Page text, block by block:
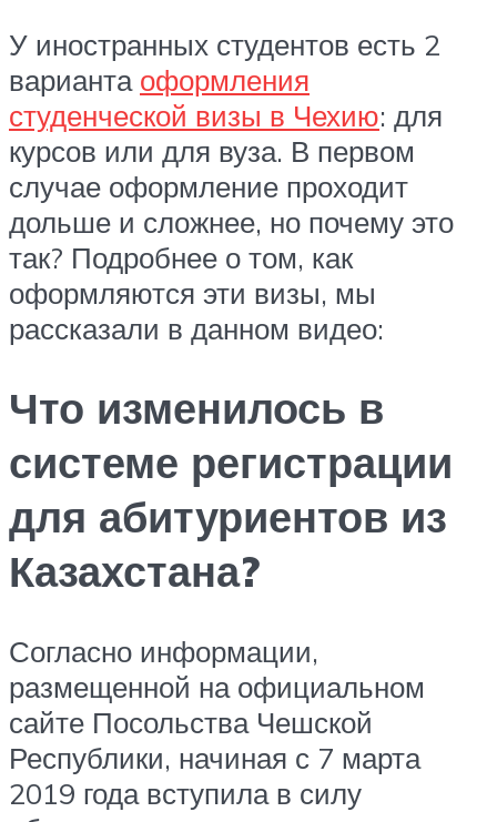
У иностранных студентов есть 2
варианта оформления
студенческой визы в Чехию: для
курсов или для вуза. В первом
случае оформление проходит
дольше и сложнее, но почему это
так? Подробнее о том, как
оформляются эти визы, мы
рассказали в данном видео:
Что изменилось в
системе регистрации
для абитуриентов из
Казахстана?
Согласно информации,
размещенной на официальном
сайте Посольства Чешской
Республики, начиная с 7 марта
2019 года вступила в силу